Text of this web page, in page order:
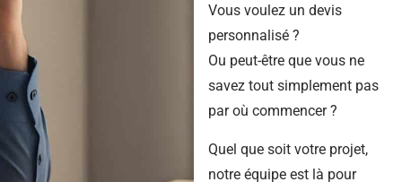
Vous voulez un devis
personnalisé ?
Ou peut-être que vous ne
savez tout simplement pas
par où commencer ?
Quel que soit votre projet,
notre équipe est là pour